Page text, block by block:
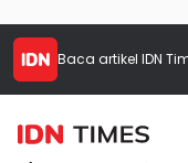
Baca artikel IDN